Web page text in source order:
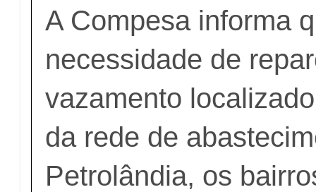
A Compesa informa
necessidade de
vazamento
da rede de
Petrolândia, os